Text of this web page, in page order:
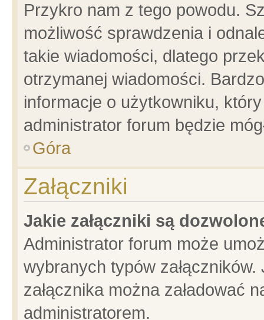
Przykro nam z tego powodu.
możliwość sprawdzenia i
takie wiadomości, dlatego
otrzymanej wiadomości.
informacje o użytkowniku,
administrator forum będzie
Góra
Załączniki
Jakie załączniki są
Administrator forum może
wybranych typów
załącznika można załadować
administratorem.